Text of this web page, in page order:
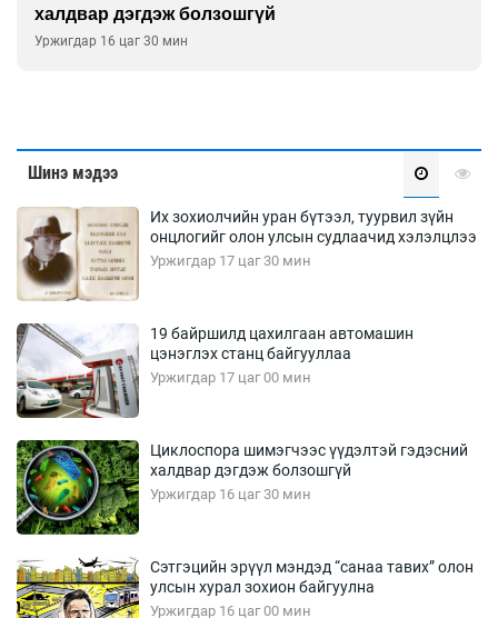
улсын хурал зохион байгуулна
Уржигдар 16 цаг 00 мин
Шинэ мэдээ
Их зохиолчийн уран бүтээл, туурвил зүйн
онцлогийг олон улсын судлаачид хэлэлцлээ
Уржигдар 17 цаг 30 мин
19 байршилд цахилгаан автомашин
цэнэглэх станц байгууллаа
Уржигдар 17 цаг 00 мин
Циклоспора шимэгчээс үүдэлтэй гэдэсний
халдвар дэгдэж болзошгүй
Уржигдар 16 цаг 30 мин
Сэтгэцийн эрүүл мэндэд “санаа тавих” олон
улсын хурал зохион байгуулна
Уржигдар 16 цаг 00 мин